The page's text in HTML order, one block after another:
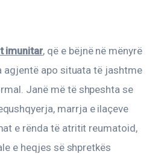
imunitar, që e bëjnë në mënyrë
agjentë apo situata të jashtme
Janë më të shpeshta se
marrja e ilaçeve
e rënda të atritit reumatoid,
e heqjes së shpretkës